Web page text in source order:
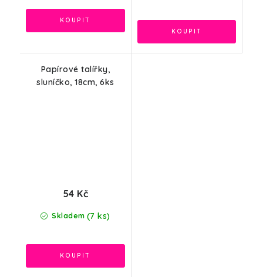
Papírové talířky,
sluníčko, 18cm, 6ks
Skladem (7 ks)
54 Kč